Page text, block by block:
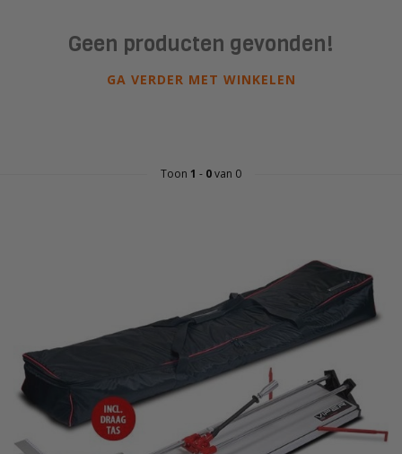
Geen producten gevonden!
GA VERDER MET WINKELEN
Toon 1 - 0van 0